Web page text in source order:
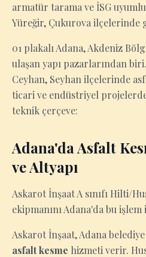
armatür tarama ve İSG
Yüreğir, Çukurova ilçelerinde
01 plakalı Adana, Akdeniz
ulaşan yapı pazarlarından
Ceyhan, Seyhan ilçelerinde
ticari ve endüstriyel
teknik çerçeve:
Adana'da Asfalt
ve Altyapı
Askarot İnşaat A sınıfı Hilti/
ekipmanını Adana'da bu
Askarot İnşaat, Adana
asfalt kesme hizmeti verir.